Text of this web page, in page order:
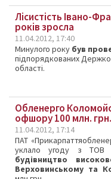
Лісистість Івано-
років зросла
11.04.2012, 17:40
Минулого року був
підпорядкованих
області.
Обленерго
офшору 100 млн.
11.04.2012, 17:14
ПАТ
уклало угоду з ТОВ
будівництво
Верховинському та